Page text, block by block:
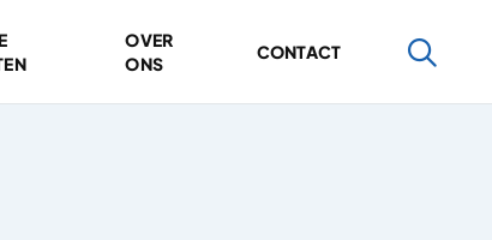
OVER
ONS
CONTACT